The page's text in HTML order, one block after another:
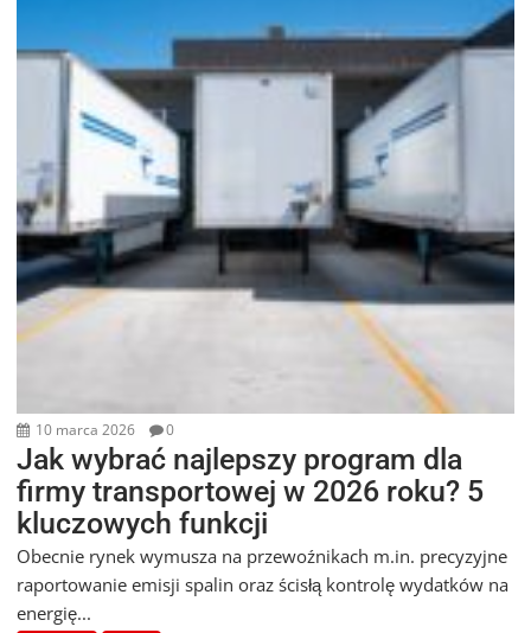
10 marca 2026 0
Jak wybrać najlepszy program dla
firmy transportowej w 2026 roku? 5
kluczowych funkcji
Obecnie rynek wymusza na przewoźnikach m.in. precyzyjne
raportowanie emisji spalin oraz ścisłą kontrolę wydatków na
energię...